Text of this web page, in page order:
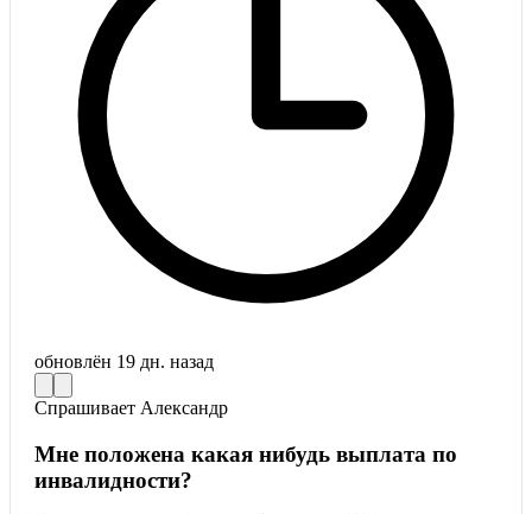
обновлён 19 дн. назад
Спрашивает Александр
Мне положена какая нибудь выплата по
инвалидности?